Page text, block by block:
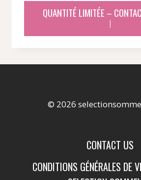
initial
était :
actuel
est :
QUANTITÉ LIMITÉE –
!
© 2026
CONTACT US
CONDITIONS GÉNÉRALES DE